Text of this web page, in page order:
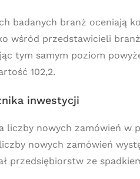
badanych branż oceniają
wśród przedstawicieli
tym samym poziom
102,2.
inwestycji
liczby nowych zamówień
nowych zamówień
przedsiębiorstw ze